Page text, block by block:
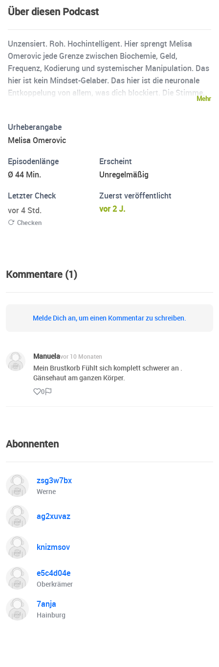
Über diesen Podcast
Unzensiert. Roh. Hochintelligent. Hier sprengt Melisa
Omerovic jede Grenze zwischen Biochemie, Geld,
Frequenz, Kodierung und systemischer Manipulation. Das
hier ist kein Mindset-Gelaber. Das hier ist die neuronale
Entkoppelung von allem, was dich blockiert. Die Stimme,
Begrenzung. Wenn du bereit bist, dein gesamtes Spielfeld
zu sprengen fängt es hier an. PODCAST Top 3% weltweit.
Mehr
Urheberangabe
Melisa Omerovic
Episodenlänge
Ø 44 Min.
Erscheint
Unregelmäßig
Letzter Check
vor 4 Std.
Checken
Zuerst veröffentlicht
vor 2 J.
Kommentare (1)
Melde Dich an, um einen Kommentar zu schreiben.
Manuelavor 10 Monaten
Mein Brustkorb Fühlt sich komplett schwerer an .
Gänsehaut am ganzen Körper.
0
Abonnenten
zsg3w7bx
Werne
ag2xuvaz
knizmsov
e5c4d04e
Oberkrämer
7anja
Hainburg